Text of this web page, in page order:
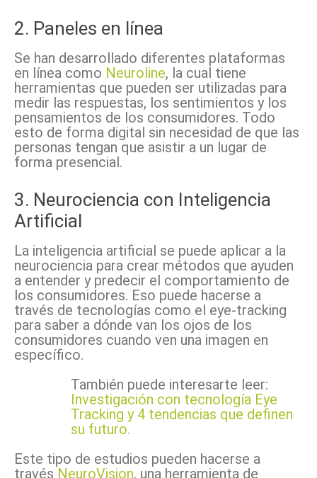
2. Paneles en línea
Se han desarrollado diferentes plataformas
en línea como Neuroline, la cual tiene
herramientas que pueden ser utilizadas para
medir las respuestas, los sentimientos y los
pensamientos de los consumidores. Todo
esto de forma digital sin necesidad de que las
personas tengan que asistir a un lugar de
forma presencial.
3. Neurociencia con Inteligencia
Artificial
La inteligencia artificial se puede aplicar a la
neurociencia para crear métodos que ayuden
a entender y predecir el comportamiento de
los consumidores. Eso puede hacerse a
través de tecnologías como el eye-tracking
para saber a dónde van los ojos de los
consumidores cuando ven una imagen en
específico.
También puede interesarte leer:
Investigación con tecnología Eye
Tracking y 4 tendencias que definen
su futuro.
Este tipo de estudios pueden hacerse a
través NeuroVision, una herramienta de